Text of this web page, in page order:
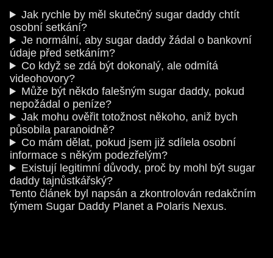
Jak rychle by měl skutečný sugar daddy chtít
osobní setkání?
Je normální, aby sugar daddy žádal o bankovní
údaje před setkáním?
Co když se zdá být dokonalý, ale odmítá
videohovory?
Může být někdo falešným sugar daddy, pokud
nepožádal o peníze?
Jak mohu ověřit totožnost někoho, aniž bych
působila paranoidně?
Co mám dělat, pokud jsem již sdílela osobní
informace s někým podezřelým?
Existují legitimní důvody, proč by mohl být sugar
daddy tajnůstkářský?
Tento článek byl napsán a zkontrolován redakčním
týmem Sugar Daddy Planet a Polaris Nexus.